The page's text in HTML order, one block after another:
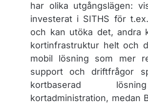
har olika utgångslägen:
investerat i SITHS för
och kan utöka det, andra
kortinfrastruktur helt och
mobil lösning som mer
support och driftfrågor
kortbaserad
kortadministration, medan